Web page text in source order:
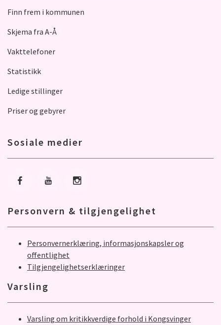
Finn frem i kommunen
Skjema fra A-Å
Vakttelefoner
Statistikk
Ledige stillinger
Priser og gebyrer
Sosiale medier
Gå til Facebook
Gå til YoutubeGå til Instagram
Personvern & tilgjengelighet
Personvernerklæring, informasjonskapsler og
offentlighet
Tilgjengelighetserklæringer
Varsling
Varsling om kritikkverdige forhold i Kongsvinger